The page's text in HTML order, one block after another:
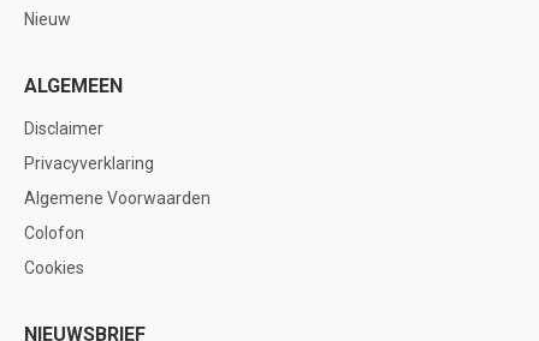
Nieuw
ALGEMEEN
Disclaimer
Privacyverklaring
Algemene Voorwaarden
Colofon
Cookies
NIEUWSBRIEF